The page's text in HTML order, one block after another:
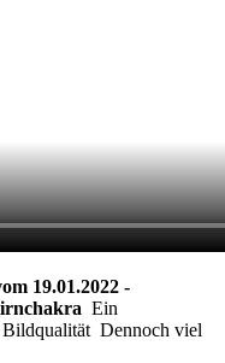
19.01.2022 -
Ein
Bildqualität Dennoch viel